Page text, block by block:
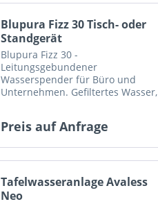
Blupura Fizz 30 Tisch- oder
Standgerät
Blupura Fizz 30 -
Leitungsgebundener
Wasserspender für Büro und
Unternehmen. Gefiltertes Wasser,
mieten.
Preis auf Anfrage
Tafelwasseranlage Avaless
Neo